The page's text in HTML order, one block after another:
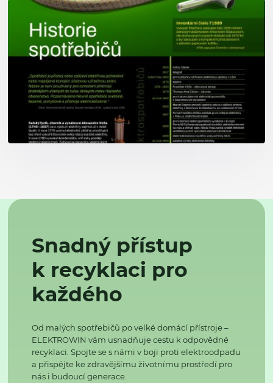
Snadný přístup
k recyklaci pro
každého
Od malých spotřebičů po velké domácí přístroje –
ELEKTROWIN vám usnadňuje cestu k odpovědné
recyklaci. Spojte se s námi v boji proti elektroodpadu
a přispějte ke zdravějšímu životnímu prostředí pro
nás i budoucí generace.